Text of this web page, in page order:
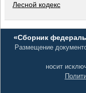
Лесной кодекс
«Сборник
Размещение
носит